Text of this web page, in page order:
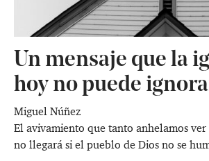
Un mensaje que la
hoy no puede
Miguel Núñez
El avivamiento que tanto anhelamos
no llegará si el pueblo de Dios no se